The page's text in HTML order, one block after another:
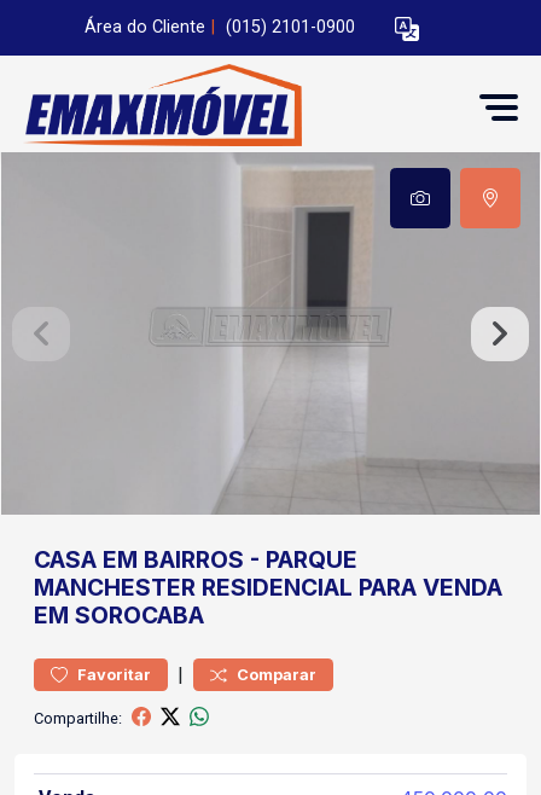
Área do Cliente (015) 2101-0900
CASA EM BAIRROS - PARQUE
MANCHESTER RESIDENCIAL PARA VENDA
EM SOROCABA
Favoritar | Comparar
Compartilhe: